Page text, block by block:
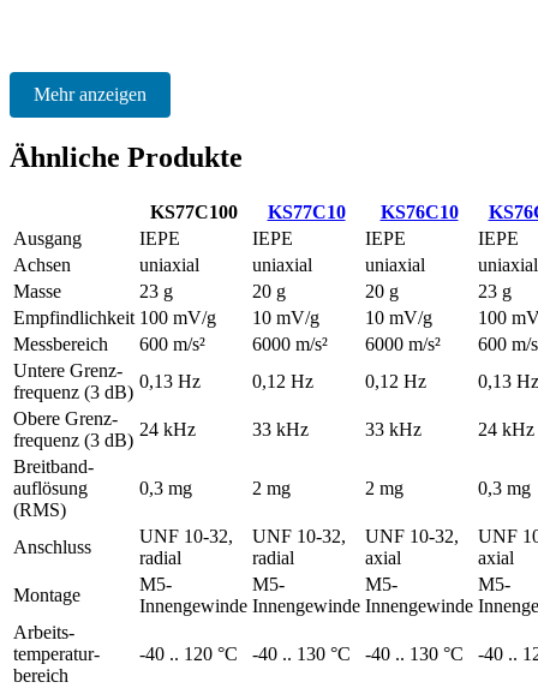
Mehr anzeigen
Ähnliche Produkte
KS77C100 KS77C10 KS76C10
Ausgang
IEPE IEPE IEPE
IEPE
Achsen
uniaxial uniaxial uniaxial
uniaxial
Masse
23 g 20 g 20 g
23 g
Empfindlichkeit 100 mV/g 10 mV/g 10 mV/g
100
Messbereich
600 m/s² 6000 m/s² 6000 m/s²
600 m/
Untere Grenz­
frequenz (3 dB)
0,13 Hz 0,12 Hz 0,12 Hz
0,13 Hz
Obere Grenz­
frequenz (3 dB)
24 kHz 33 kHz 33 kHz
24 kHz
Breitband­
auflösung
(RMS)
0,3 mg 2 mg 2 mg 0,3 mg
Anschluss
UNF 10-32,
radial
UNF 10-32,
radial
UNF 10-32,
axial
UNF
axial
Montage
M5-
Innengewinde
M5-
Innengewinde
M5-
Innengewinde
M5-
Arbeits­
temperatur­
bereich
-40 .. 120 °C -40 .. 130 °C -40 .. 130 °C -40 ..